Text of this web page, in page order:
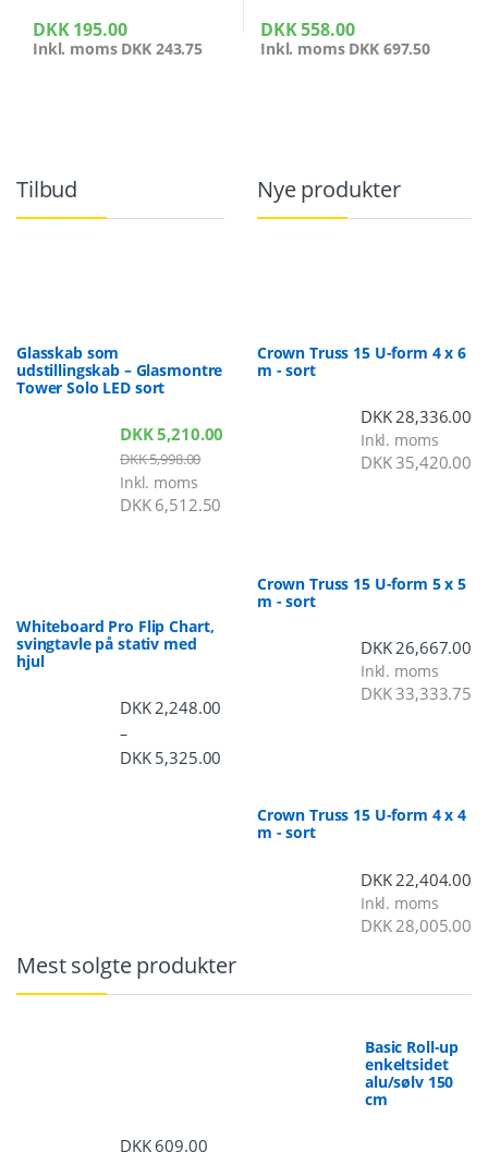
DKK195.00
Inkl. moms DKK 243.75
DKK558.00
Inkl. moms DKK 697.50
Tilbud
Glasskab som
udstillingskab – Glasmontre
Tower Solo LED sort
DKK5,210.00
DKK5,998.00
Inkl. moms
DKK6,512.50
Whiteboard Pro Flip Chart,
svingtavle på stativ med
hjul
DKK2,248.00
–
DKK5,325.00
Nye produkter
Crown Truss 15 U-form 4 x 6
m - sort
DKK28,336.00
Inkl. moms
DKK35,420.00
Crown Truss 15 U-form 5 x 5
m - sort
DKK26,667.00
Inkl. moms
DKK33,333.75
Crown Truss 15 U-form 4 x 4
m - sort
DKK22,404.00
Inkl. moms
DKK28,005.00
Mest solgte produkter
Basic Roll-up
enkeltsidet
alu/sølv 150
cm
DKK609.00